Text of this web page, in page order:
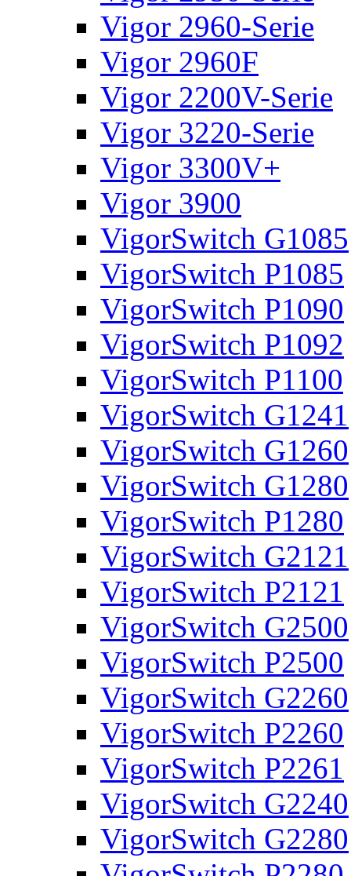
Vigor 2960-Serie
Vigor 2960F
Vigor 2200V-Serie
Vigor 3220-Serie
Vigor 3300V+
Vigor 3900
VigorSwitch G1085
VigorSwitch P1085
VigorSwitch P1090
VigorSwitch P1092
VigorSwitch P1100
VigorSwitch G1241
VigorSwitch G1260
VigorSwitch G1280
VigorSwitch P1280
VigorSwitch G2121
VigorSwitch P2121
VigorSwitch G2500
VigorSwitch P2500
VigorSwitch G2260
VigorSwitch P2260
VigorSwitch P2261
VigorSwitch G2240
VigorSwitch G2280